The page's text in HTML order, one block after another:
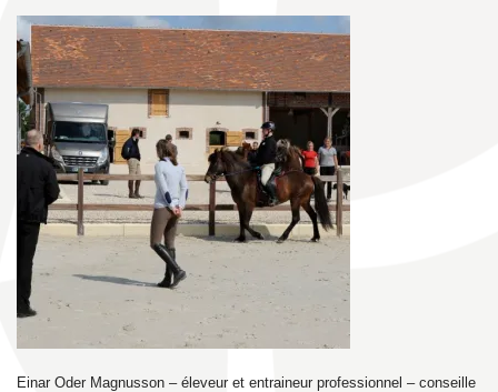
Einar Oder Magnusson – éleveur et entraineur professionnel – conseille